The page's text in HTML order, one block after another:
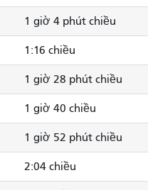
1 giờ 4 phút chiều
1:16 chiều
1 giờ 28 phút chiều
1 giờ 40 chiều
1 giờ 52 phút chiều
2:04 chiều